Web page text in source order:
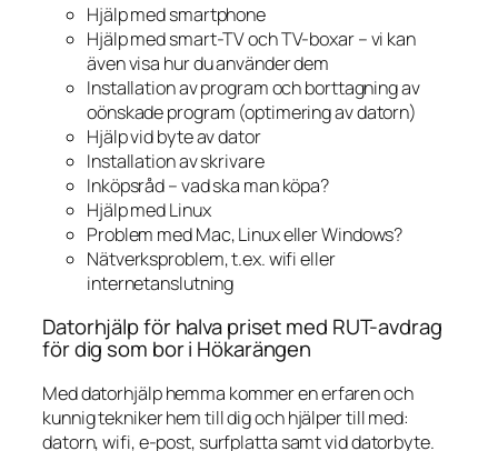
Hjälp med smartphone
Hjälp med smart-TV och TV-boxar – vi kan
även visa hur du använder dem
Installation av program och borttagning av
oönskade program (optimering av datorn)
Hjälp vid byte av dator
Installation av skrivare
Inköpsråd – vad ska man köpa?
Hjälp med Linux
Problem med Mac, Linux eller Windows?
Nätverksproblem, t.ex. wifi eller
internetanslutning
Datorhjälp för halva priset med RUT-avdrag
för dig som bor i Hökarängen
Med datorhjälp hemma kommer en erfaren och
kunnig tekniker hem till dig och hjälper till med:
datorn, wifi, e-post, surfplatta samt vid datorbyte.